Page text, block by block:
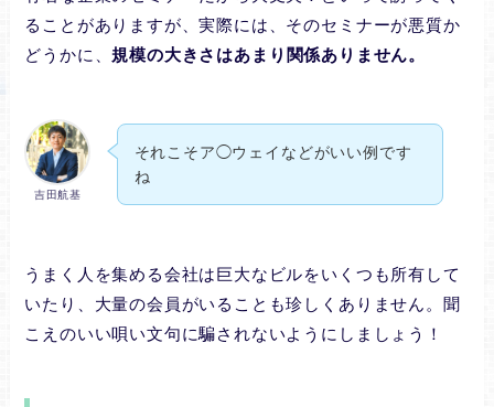
ることがありますが、実際には、そのセミナーが悪質か
どうかに、規模の大きさはあまり関係ありません。
吉田航基
それこそア◯ウェイなどがいい例です
ね
うまく人を集める会社は巨大なビルをいくつも所有して
いたり、大量の会員がいることも珍しくありません。聞
こえのいい唄い文句に騙されないようにしましょう！